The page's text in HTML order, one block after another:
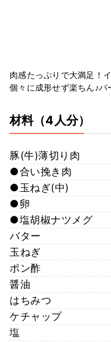
肉感たっぷりで大満足！
個々に成形せず楽ちん♪
材料（4人分）
豚(牛)薄切り肉
●合い挽き肉
●玉ねぎ(中)
●卵
●塩胡椒ナツメグ
バター
玉ねぎ
ポン酢
醤油
はちみつ
ケチャップ
塩